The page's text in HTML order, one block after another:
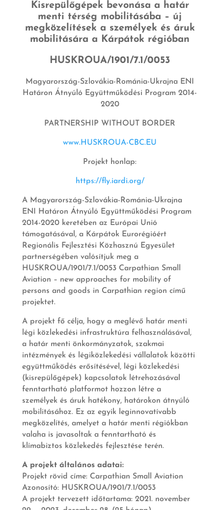
Kisrepülőgépek bevonása a határ
menti térség mobilitásába – új
megközelítések a személyek és áruk
mobilitására a Kárpátok régióban
HUSKROUA/1901/7.1/0053
Magyarország-Szlovákia-Románia-Ukrajna ENI
Határon Átnyúló Együttműködési Program 2014-
2020
PARTNERSHIP WITHOUT BORDER
www.HUSKROUA-CBC.EU
Projekt honlap:
https://fly.iardi.org/
A Magyarország-Szlovákia-Románia-Ukrajna
ENI Határon Átnyúló Együttműködési Program
2014-2020 keretében az Európai Unió
támogatásával, a Kárpátok Eurorégióért
Regionális Fejlesztési Közhasznú Egyesület
partnerségében valósítjuk meg a
HUSKROUA/1901/7.1/0053 Carpathian Small
Aviation – new approaches for mobility of
persons and goods in Carpathian region című
projektet.
A projekt fő célja, hogy a meglévő határ menti
légi közlekedési infrastruktúra felhasználásával,
a határ menti önkormányzatok, szakmai
intézmények és légiközlekedési vállalatok közötti
együttműködés erősítésével, légi közlekedési
(kisrepülőgépek) kapcsolatok létrehozásával
fenntartható platformot hozzon létre a
személyek és áruk hatékony, határokon átnyúló
mobilitásához. Ez az egyik leginnovatívabb
megközelítés, amelyet a határ menti régiókban
valaha is javasoltak a fenntartható és
klímabiztos közlekedés fejlesztése terén.
A projekt általános adatai:
Projekt rövid címe: Carpathian Small Aviation
Azonosító: HUSKROUA/1901/7.1/0053
A projekt tervezett időtartama: 2021. november